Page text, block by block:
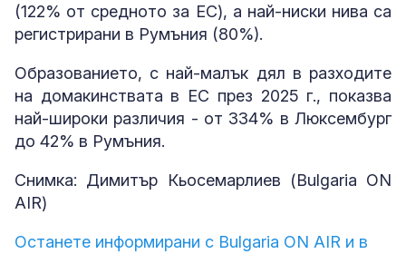
(122% от средното за ЕС), а най-ниски нива са
регистрирани в Румъния (80%).
Образованието, с най-малък дял в разходите
на домакинствата в ЕС през 2025 г., показва
най-широки различия - от 334% в Люксембург
до 42% в Румъния.
Снимка: Димитър Кьосемарлиев (Bulgaria ON
AIR)
Останете информирани с Bulgaria ON AIR и в